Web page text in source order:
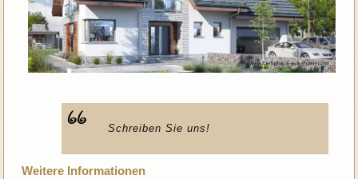
Schreiben Sie uns!
Weitere Informationen